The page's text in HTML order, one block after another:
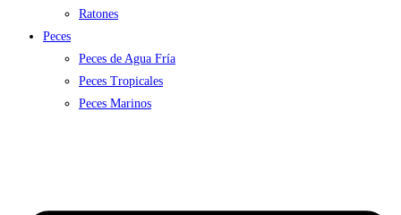
Ratones
Peces
Peces de Agua Fría
Peces Tropicales
Peces Marinos